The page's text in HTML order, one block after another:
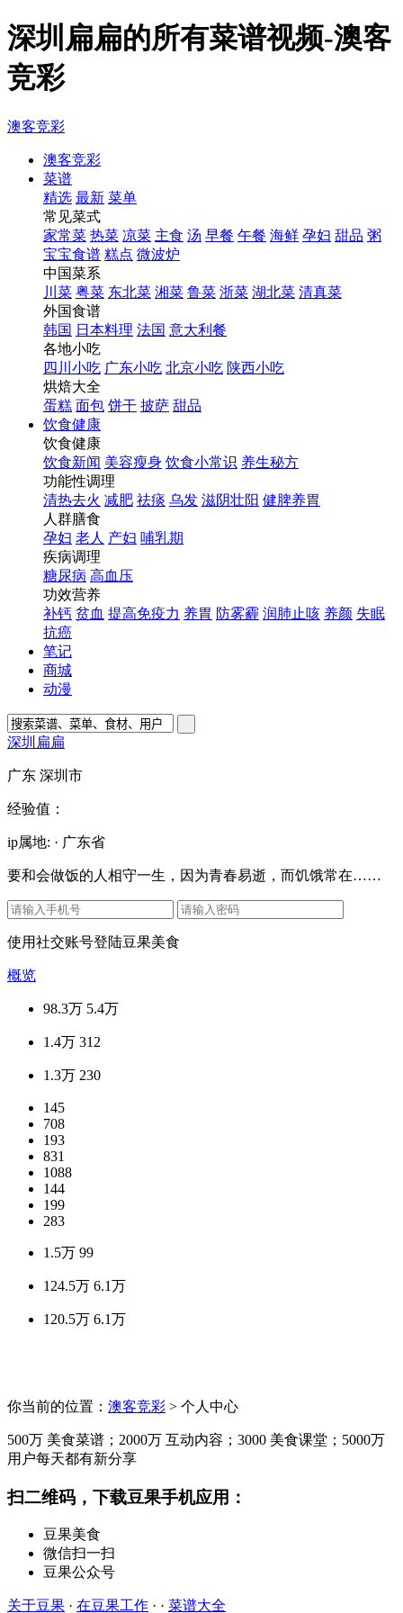
深圳扁扁的所有菜谱视频-澳客
竞彩
澳客竞彩
澳客竞彩
菜谱
精选 最新 菜单
常见菜式
家常菜 热菜 凉菜 主食 汤 早餐 午餐 海鲜 孕妇 甜品 粥
宝宝食谱 糕点 微波炉
中国菜系
川菜 粤菜 东北菜 湘菜 鲁菜 浙菜 湖北菜 清真菜
外国食谱
韩国 日本料理 法国 意大利餐
各地小吃
四川小吃 广东小吃 北京小吃 陕西小吃
烘焙大全
蛋糕 面包 饼干 披萨 甜品
饮食健康
饮食健康
饮食新闻 美容瘦身 饮食小常识 养生秘方
功能性调理
清热去火 减肥 祛痰 乌发 滋阴壮阳 健脾养胃
人群膳食
孕妇 老人 产妇 哺乳期
疾病调理
糖尿病 高血压
功效营养
补钙 贫血 提高免疫力 养胃 防雾霾 润肺止咳 养颜 失眠
抗癌
笔记
商城
动漫
深圳扁扁
广东 深圳市
经验值：
ip属地: · 广东省
要和会做饭的人相守一生，因为青春易逝，而饥饿常在……
使用社交账号登陆豆果美食
概览
98.3万 5.4万
1.4万 312
1.3万 230
145
708
193
831
1088
144
199
283
1.5万 99
124.5万 6.1万
120.5万 6.1万
你当前的位置： 澳客竞彩 > 个人中心
500万 美食菜谱； 2000万 互动内容； 3000 美食课堂； 5000万
用户每天都有新分享
扫二维码，下载豆果手机应用：
豆果美食
微信扫一扫
豆果公众号
关于豆果 · 在豆果工作 · · 菜谱大全